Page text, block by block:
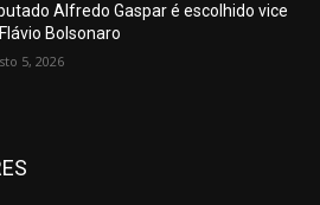
Alfredo Gaspar é escolhido vice
Bolsonaro
5, 2026